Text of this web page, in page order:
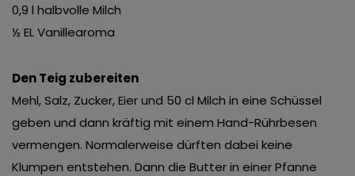
0,9 l halbvolle Milch
½ EL Vanillearoma
Den Teig zubereiten
Mehl, Salz, Zucker, Eier und 50 cl Milch in eine Schüssel
geben und dann kräftig mit einem Hand-Rührbesen
vermengen. Normalerweise dürften dabei keine
Klumpen entstehen. Dann die Butter in einer Pfanne